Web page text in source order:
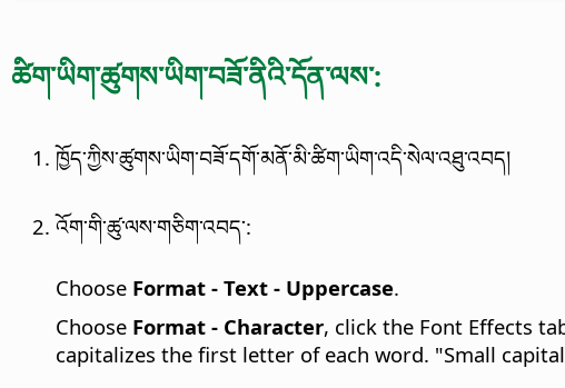
ཚིག་ཡིག་ཚུགས་ཡིག་བཟོ་ནིའི་དོན་ལས་:
ཁྱོད་ཀྱིས་ཚུགས་ཡིག་བཟོ་དགོ་མནོ་མི་ཚིག་ཡིག་འདི་སེལ་འཐུ་འབད།
འོག་གི་ཚུ་ལས་གཅིག་འབད་:
Choose Format - Text - Uppercase.
Choose Format - Character, click the Font Effects
capitalizes the first letter of each word. "Small